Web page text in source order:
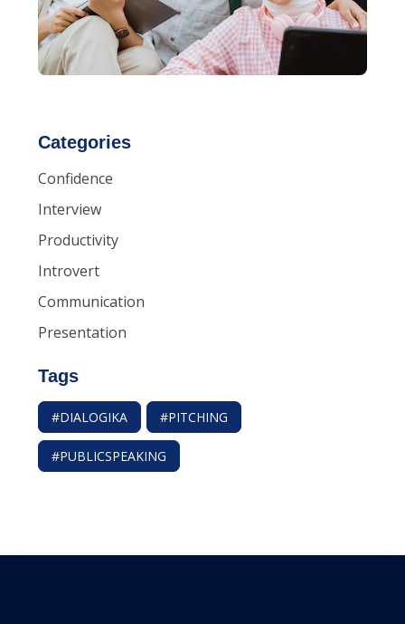
Categories
Confidence
Interview
Productivity
Introvert
Communication
Presentation
Tags
#DIALOGIKA #PITCHING
#PUBLICSPEAKING